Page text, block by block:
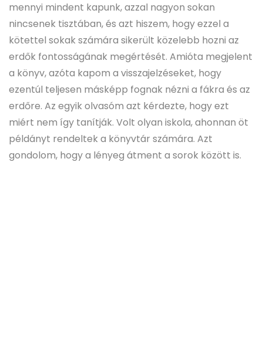
mennyi mindent kapunk, azzal nagyon sokan
nincsenek tisztában, és azt hiszem, hogy ezzel a
kötettel sokak számára sikerült közelebb hozni az
erdők fontosságának megértését. Amióta megjelent
a könyv, azóta kapom a visszajelzéseket, hogy
ezentúl teljesen másképp fognak nézni a fákra és az
erdőre. Az egyik olvasóm azt kérdezte, hogy ezt
miért nem így tanítják. Volt olyan iskola, ahonnan öt
példányt rendeltek a könyvtár számára. Azt
gondolom, hogy a lényeg átment a sorok között is.